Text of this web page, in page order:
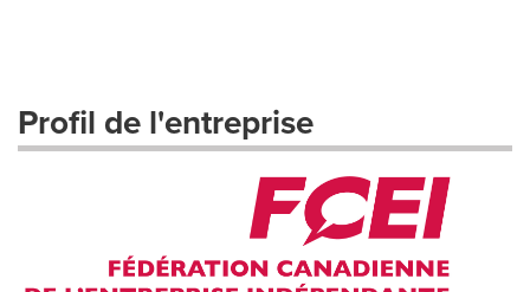
Profil de l'entreprise